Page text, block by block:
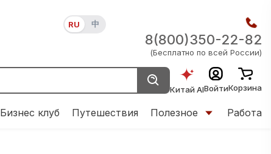
RU 中
8(800)350-22-82
(Бесплатно по всей России)
Китай AIВойтиКорзина
Бизнес клуб Путешествия Полезное Работа